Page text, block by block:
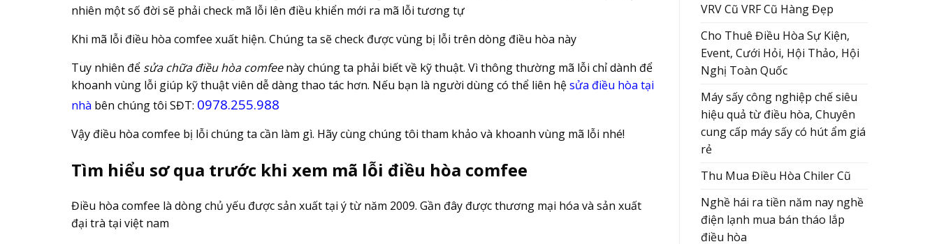
nhiên một số đời sẽ phải check mã lỗi lên điều khiển mới ra mã lỗi tương tự
Khi mã lỗi điều hòa comfee xuất hiện. Chúng ta sẽ check được vùng bị lỗi trên dòng điều hòa này
Tuy nhiên để sửa chữa điều hòa comfeenày chúng ta phải biết về kỹ thuật. Vì thông thường mã lỗi chỉ dành để
khoanh vùng lỗi giúp kỹ thuật viên dễ dàng thao tác hơn. Nếu bạn là người dùng có thể liên hệsửa điều hòa tại
nhà bên chúng tôi SĐT: 0978.255.988
Vậy điều hòa comfee bị lỗi chúng ta cần làm gì. Hãy cùng chúng tôi tham khảo và khoanh vùng mã lỗi nhé!
Tìm hiểu sơ qua trước khi xem mã lỗi điều hòa comfee
Điều hòa comfee là dòng chủ yếu được sản xuất tại ý từ năm 2009. Gần đây được thương mại hóa và sản xuất
đại trà tại việt nam
VRV Cũ VRF Cũ Hàng Đẹp
Cho Thuê Điều Hòa Sự Kiện,
Event, Cưới Hỏi, Hội Thảo, Hội
Nghị Toàn Quốc
Máy sấy công nghiệp chế siêu
hiệu quả từ điều hòa, Chuyên
cung cấp máy sấy có hút ẩm giá
rẻ
Thu Mua Điều Hòa Chiler Cũ
Nghề hái ra tiền năm nay nghề
điện lạnh mua bán tháo lắp
điều hòa